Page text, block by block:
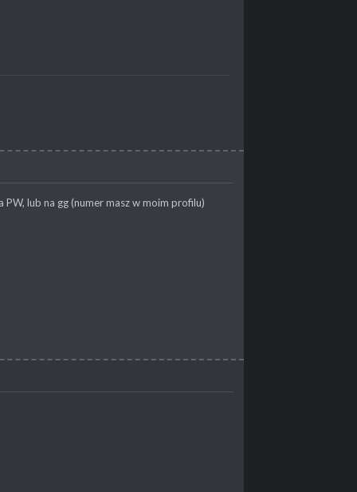
lub na gg (numer masz w moim profilu)